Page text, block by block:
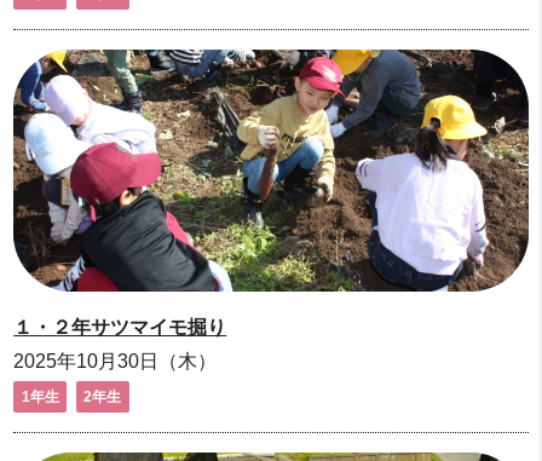
１・２年サツマイモ掘り
2025年10月30日（木）
1年生 2年生